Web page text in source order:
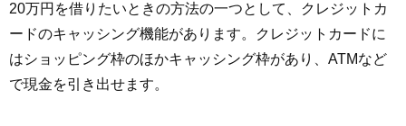
20万円を借りたいときの方法の一つとして、クレジットカ
ードのキャッシング機能があります。クレジットカードに
はショッピング枠のほかキャッシング枠があり、ATMなど
で現金を引き出せます。